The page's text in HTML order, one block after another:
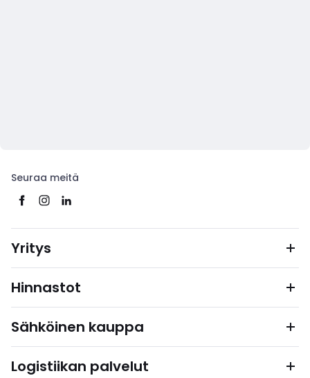
Seuraa meitä
Yritys
Hinnastot
Sähköinen kauppa
Logistiikan palvelut